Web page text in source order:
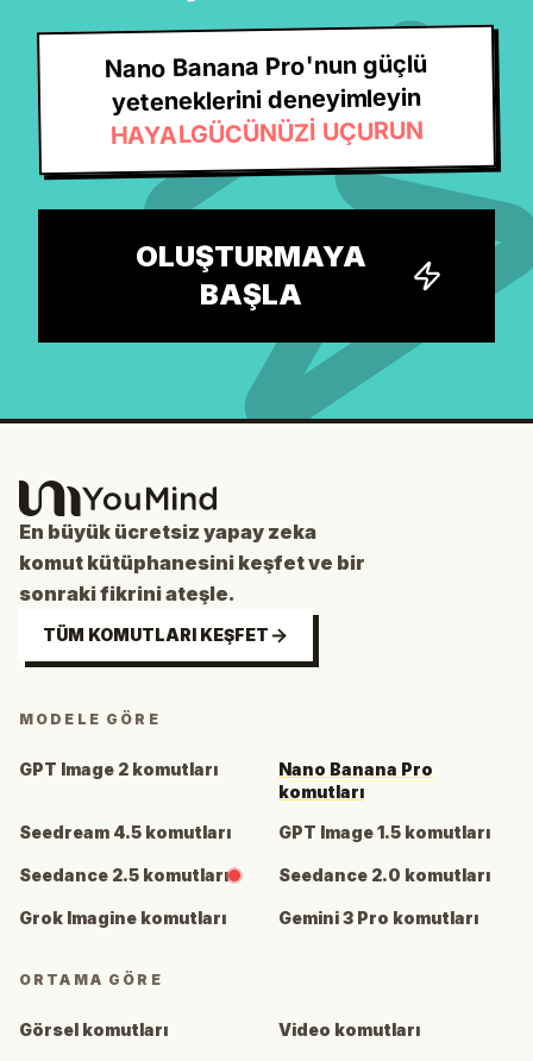
Nano Banana Pro'nun güçlü
yeteneklerini deneyimleyin
HAYALGÜCÜNÜZİ UÇURUN
OLUŞTURMAYA
BAŞLA
En büyük ücretsiz yapay zeka
komut kütüphanesini keşfet ve bir
sonraki fikrini ateşle.
TÜM KOMUTLARI KEŞFET
MODELE GÖRE
GPT Image 2 komutları
Nano Banana Pro
komutları
Seedream 4.5 komutları
GPT Image 1.5 komutları
Seedance 2.5 komutları Seedance 2.0 komutları
Grok Imagine komutları Gemini 3 Pro komutları
ORTAMA GÖRE
Görsel komutları Video komutları